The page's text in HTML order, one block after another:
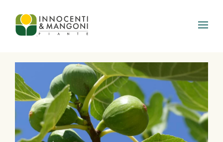
Skip to main content